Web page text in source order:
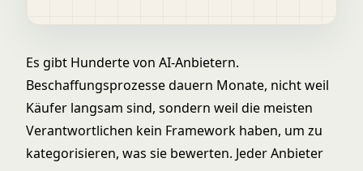
Es gibt Hunderte von AI-Anbietern.
Beschaffungsprozesse dauern Monate, nicht weil
Käufer langsam sind, sondern weil die meisten
Verantwortlichen kein Framework haben, um zu
kategorisieren, was sie bewerten. Jeder Anbieter